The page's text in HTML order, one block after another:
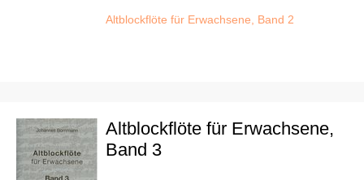
Altblockflöte für Erwachsene, Band 2
Altblockflöte für Erwachsene,
Band 3